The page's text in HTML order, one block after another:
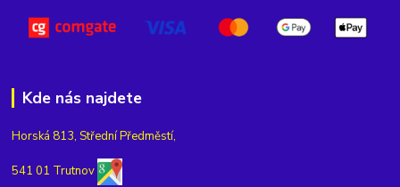
Kde nás najdete
Horská 813, Střední Předměstí,
541 01 Trutnov